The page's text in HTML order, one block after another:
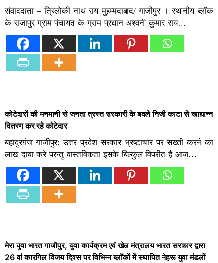
संवाददाता – त्रिलोकी नाथ राय मुहम्मदाबाद/ गाजीपुर । स्थानीय ब्लॉक
के राजापुर ग्राम पंचायत के ग्राम प्रधान अश्वनी कुमार राय…
कोटेदारों की मनमानी से जनता त्रस्त सरकारी के बदले निजी काटा से खाद्यान्न
वितरण कर रहे कोटेदार
बहादुरगंज गाजीपुर: उत्तर प्रदेश सरकार भ्रष्टाचार पर सख्ती करने का
लाख दावा करे परन्तु वास्तविकता इसके बिल्कुल विपरीत है आज…
मेरा युवा भारत गाजीपुर, युवा कार्यक्रम एवं खेल मंत्रालय भारत सरकार द्वारा
26 वां कारगिल विजय दिवस पर विभिन्न ब्लॉकों में स्थापित नेहरू युवा मंडलों